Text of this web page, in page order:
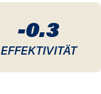
-0.3
EFFEKTIVITÄT